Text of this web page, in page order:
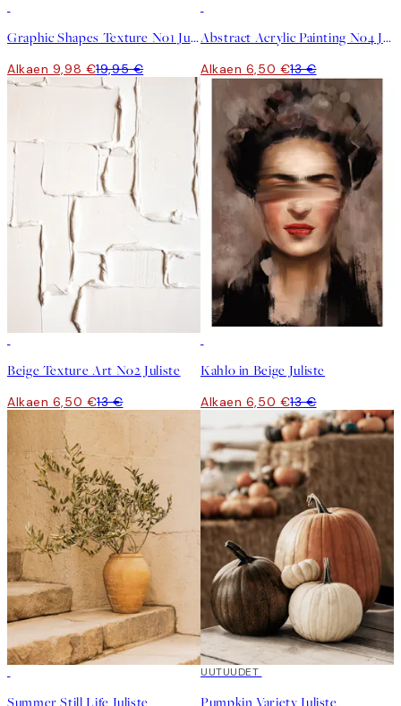
Graphic Shapes Texture No1 Juliste
Alkaen 9,98 €19,95 €
Abstract Acrylic Painting No4 Juliste
Alkaen 6,50 €13 €
Beige Texture Art No2 Juliste
Alkaen 6,50 €13 €
Kahlo in Beige Juliste
Alkaen 6,50 €13 €
Summer Still Life Juliste
UUTUUDET
Pumpkin Variety Juliste